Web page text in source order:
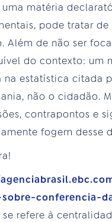
uma matéria
pode tratar
Além de não ser
do contexto: um
na estatística citada
não o cidadão.
contrapontos e
fogem desse
conferencia-
se refere à